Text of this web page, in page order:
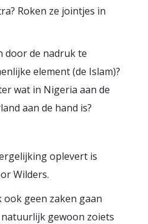
Roken ze jointjes in
door de nadruk te
element (de Islam)?
wat in Nigeria aan de
aan de hand is?
oplevert is
Wilders.
geen zaken gaan
gewoon zoiets